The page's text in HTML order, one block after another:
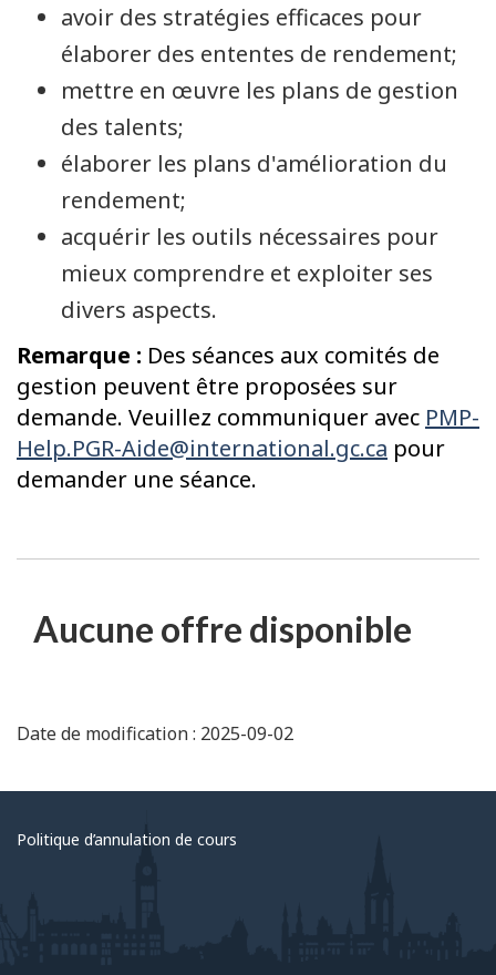
avoir des stratégies efficaces pour
élaborer des ententes de rendement;
mettre en œuvre les plans de gestion
des talents;
élaborer les plans d'amélioration du
rendement;
acquérir les outils nécessaires pour
mieux comprendre et exploiter ses
divers aspects.
Remarque : Des séances aux comités de
gestion peuvent être proposées sur
demande. Veuillez communiquer avec PMP-
Help.PGR-Aide@international.gc.ca pour
demander une séance.
Aucune offre disponible
Date de modification : 2025-09-02
Politique d’annulation de cours